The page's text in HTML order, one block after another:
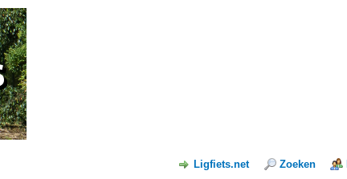
Ligfiets.net Zoeken